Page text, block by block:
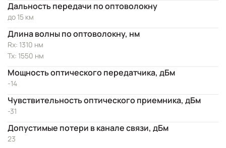
Дальность передачи по оптоволокну
до 15 км
Длина волны по оптоволокну, нм
Rx: 1310 нм
Tx: 1550 нм
Мощность оптического передатчика, дБм
-14
Чувствительность оптического приемника, дБм
-31
Допустимые потери в канале связи, дБм
23